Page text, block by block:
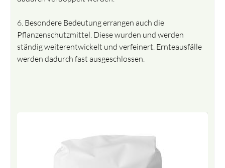
6. Besondere Bedeutung errangen auch die
Pflanzenschutzmittel. Diese wurden und werden
ständig weiterentwickelt und verfeinert. Ernteausfälle
werden dadurch fast ausgeschlossen.